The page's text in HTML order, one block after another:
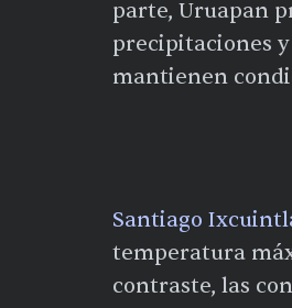
parte, Uruapan
precipitaciones y
mantienen
Santiago
temperatura
contraste, las